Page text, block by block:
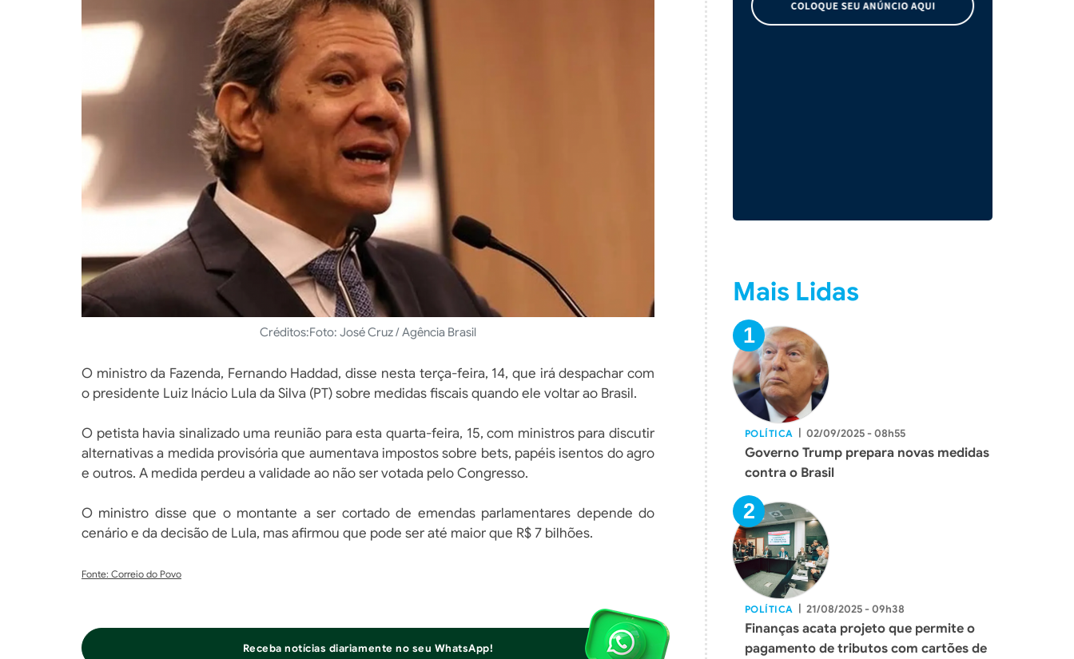
Créditos:Foto: José Cruz / Agência Brasil
O ministro da Fazenda, Fernando Haddad, disse nesta terça-feira, 14, que irá despachar com
o presidente Luiz Inácio Lula da Silva (PT) sobre medidas fiscais quando ele voltar ao Brasil.
O petista havia sinalizado uma reunião para esta quarta-feira, 15, com ministros para discutir
alternativas a medida provisória que aumentava impostos sobre bets, papéis isentos do agro
e outros. A medida perdeu a validade ao não ser votada pelo Congresso.
O ministro disse que o montante a ser cortado de emendas parlamentares depende do
cenário e da decisão de Lula, mas afirmou que pode ser até maior que R$ 7 bilhões.
Fonte: Correio do Povo
Receba notícias diariamente no seu WhatsApp!
Mais Lidas
POLÍTICA | 02/09/2025 - 08h55
Governo Trump prepara novas medidas
contra o Brasil
POLÍTICA | 21/08/2025 - 09h38
Finanças acata projeto que permite o
pagamento de tributos com cartões de